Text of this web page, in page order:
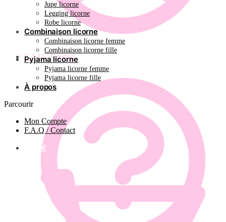
F.A.Q / Contact
Jupe licorne
Legging licorne
Robe licorne
Combinaison licorne
Combinaison licorne femme
Combinaison licorne fille
Pyjama licorne
Pyjama licorne femme
Pyjama licorne fille
À propos
Parcourir
Mon Compte
F.A.Q / Contact
€